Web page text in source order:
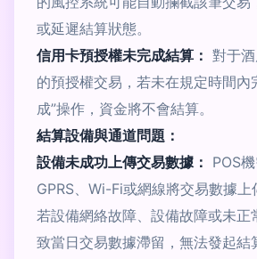
或延遲結算狀態。
信用卡預授權未完成結算： 對于
的預授權交易，若未在規定時間內
成”操作，資金將不會結算。
結算設備與通道問題：
設備未成功上傳交易數據： POS
GPRS、Wi-Fi或網線將交易數據上
若設備網絡故障、設備故障或未正
致當日交易數據滯留，無法發起結